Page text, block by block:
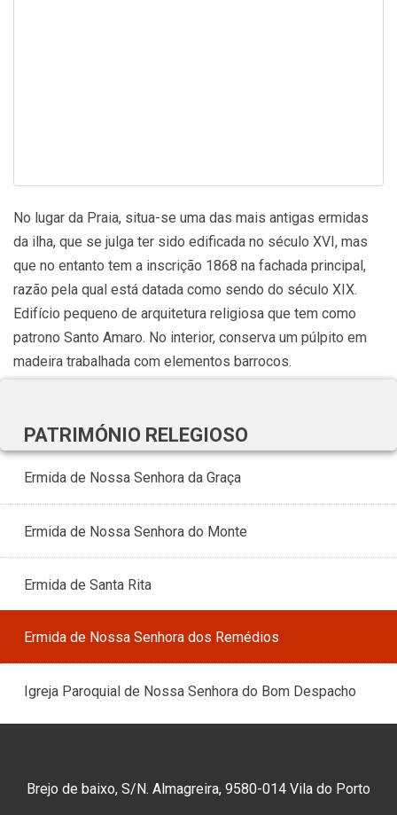
No lugar da Praia, situa-se uma das mais antigas ermidas
da ilha, que se julga ter sido edificada no século XVI, mas
que no entanto tem a inscrição 1868 na fachada principal,
razão pela qual está datada como sendo do século XIX.
Edifício pequeno de arquitetura religiosa que tem como
patrono Santo Amaro. No interior, conserva um púlpito em
madeira trabalhada com elementos barrocos.
PATRIMÓNIO RELEGIOSO
Ermida de Nossa Senhora da Graça
Ermida de Nossa Senhora do Monte
Ermida de Santa Rita
Ermida de Nossa Senhora dos Remédios
Igreja Paroquial de Nossa Senhora do Bom Despacho
Brejo de baixo, S/N. Almagreira, 9580-014 Vila do Porto